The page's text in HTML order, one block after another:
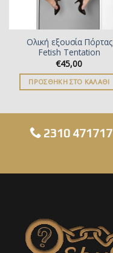
Ολική εξουσία Πόρτας
Fetish Tentation
€45,00
ΠΡΟΣΘΉΚΗ ΣΤΟ ΚΑΛΆΘΙ
2310 471717